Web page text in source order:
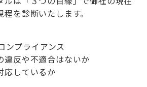
を診断いたします。
ンプライアンス
違反や不適合はないか
応しているか